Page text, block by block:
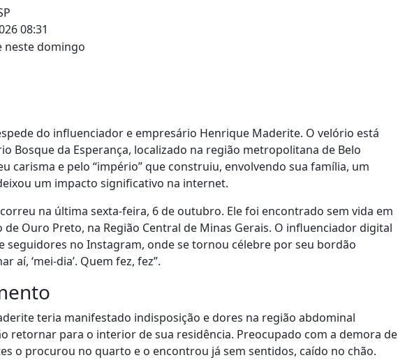
08:31
do influenciador e empresário Henrique Maderite. O velório está
Bosque da Esperança, localizado na região metropolitana de Belo
carisma e pelo “império” que construiu, envolvendo sua família, um
um impacto significativo na internet.
na última sexta-feira, 6 de outubro. Ele foi encontrado sem vida em
Ouro Preto, na Região Central de Minas Gerais. O influenciador digital
seguidores no Instagram, onde se tornou célebre por seu bordão
aí, ‘mei-dia’. Quem fez, fez”.
teria manifestado indisposição e dores na região abdominal
retornar para o interior de sua residência. Preocupado com a demora de
o procurou no quarto e o encontrou já sem sentidos, caído no chão.